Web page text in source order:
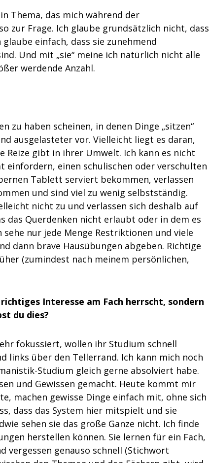
Thema, das mich während der
zur Frage. Ich glaube grundsätzlich nicht, dass
einfach, dass sie zunehmend
Und mit „sie“ meine ich natürlich nicht alle
werdende Anzahl.
zu haben scheinen, in denen Dinge „sitzen“
ausgelasteter vor. Vielleicht liegt es daran,
Reize gibt in ihrer Umwelt. Ich kann es nicht
einfordern, einen schulischen oder verschulten
Tablett serviert bekommen, verlassen
und sind viel zu wenig selbstständig.
nicht zu und verlassen sich deshalb auf
das Querdenken nicht erlaubt oder in dem es
nur jede Menge Restriktionen und viele
dann brave Hausübungen abgeben. Richtige
(zumindest nach meinem persönlichen,
Interesse am Fach herrscht, sondern
du dies?
fokussiert, wollen ihr Studium schnell
links über den Tellerrand. Ich kann mich noch
Studium gleich gerne absolviert habe.
und Gewissen gemacht. Heute kommt mir
machen gewisse Dinge einfach mit, ohne sich
dass das System hier mitspielt und sie
sehen sie das große Ganze nicht. Ich finde
herstellen können. Sie lernen für ein Fach,
vergessen genauso schnell (Stichwort